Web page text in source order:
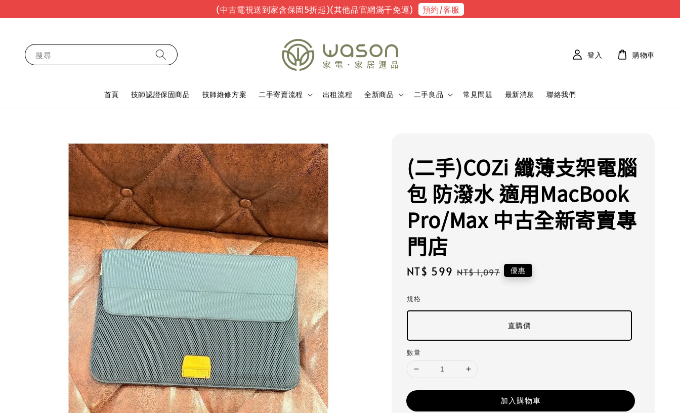
(中古電視送到家含保固5折起)(其他品官網滿千免運) 預約/客服
搜尋
首頁 技師認證保固商品 技師維修方案 二手寄賣流程 出租流程 全新商品 二手良品 常見問題 最新消息 聯絡我們
登入 購物車
(二手)COZi 纖薄支架電腦
包 防潑水 適用MacBook
Pro/Max 中古全新寄賣專
門店
Sale
NT$ 599 Regular
NT$ 1,097 優惠
規格
直購價
數量
加入購物車